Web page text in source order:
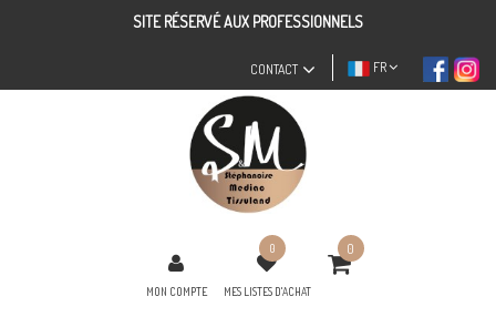
SITE RÉSERVÉ AUX PROFESSIONNELS
FR
CONTACT
MON COMPTE
0
MES LISTES D'ACHAT
0